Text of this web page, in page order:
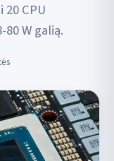
CPU
W galią.